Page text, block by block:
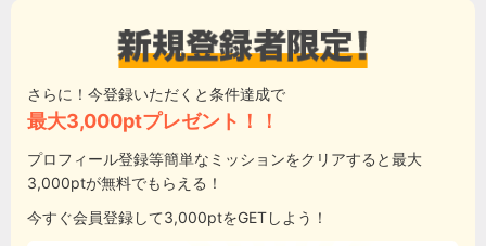
さらに！今登録いただくと条件達成で
最大3,000ptプレゼント！！
プロフィール登録等簡単なミッションをクリアすると最大
3,000ptが無料でもらえる！
今すぐ会員登録して3,000ptをGETしよう！